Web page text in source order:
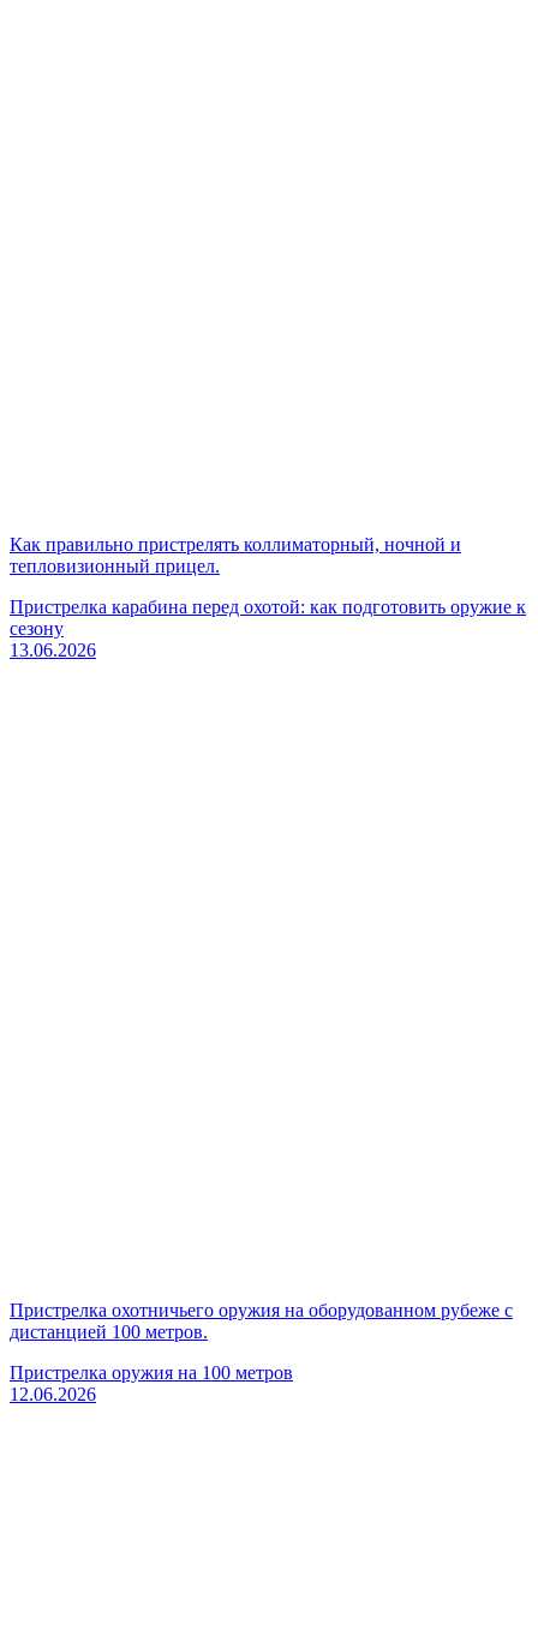
Как правильно пристрелять коллиматорный, ночной и
тепловизионный прицел.
Пристрелка карабина перед охотой: как подготовить оружие к
сезону
13.06.2026
Пристрелка охотничьего оружия на оборудованном рубеже с
дистанцией 100 метров.
Пристрелка оружия на 100 метров
12.06.2026